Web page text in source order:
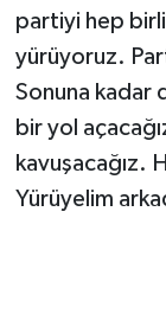
partiyi hep
yürüyoruz.
Sonuna kadar
bir yol
kavuşacağız.
Yürüyelim